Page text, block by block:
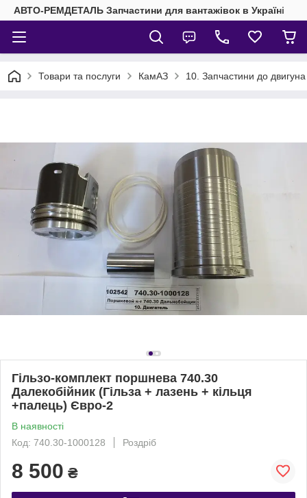
АВТО-РЕМДЕТАЛЬ Запчастини для вантажівок в Україні
Товари та послуги КамАЗ 10. Запчастини до
Гільзо-комплект поршнева 740.30
Далекобійник (Гільза + лазень + кільця
+палець) Євро-2
В наявності
Код: 740.30-1000128
Роздріб
8 500 ₴